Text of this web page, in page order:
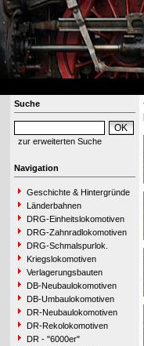
Suche
zur erweiterten Suche
Navigation
Geschichte & Hintergründe
Länderbahnen
DRG-Einheitslokomotiven
DRG-Zahnradlokomotiven
DRG-Schmalspurlok.
Kriegslokomotiven
Verlagerungsbauten
DB-Neubaulokomotiven
DB-Umbaulokomotiven
DR-Neubaulokomotiven
DR-Rekolokomotiven
DR - "6000er"